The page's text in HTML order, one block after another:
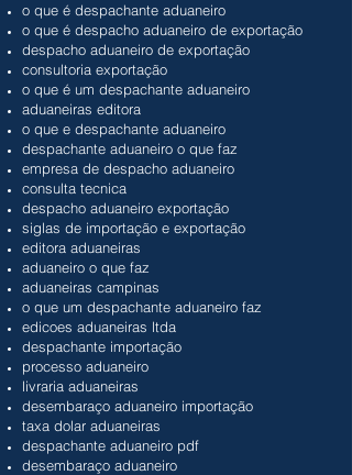
o que é despachante aduaneiro
o que é despacho aduaneiro de exportação
despacho aduaneiro de exportação
consultoria exportação
o que é um despachante aduaneiro
aduaneiras editora
o que e despachante aduaneiro
despachante aduaneiro o que faz
empresa de despacho aduaneiro
consulta tecnica
despacho aduaneiro exportação
siglas de importação e exportação
editora aduaneiras
aduaneiro o que faz
aduaneiras campinas
o que um despachante aduaneiro faz
edicoes aduaneiras ltda
despachante importação
processo aduaneiro
livraria aduaneiras
desembaraço aduaneiro importação
taxa dolar aduaneiras
despachante aduaneiro pdf
desembaraço aduaneiro